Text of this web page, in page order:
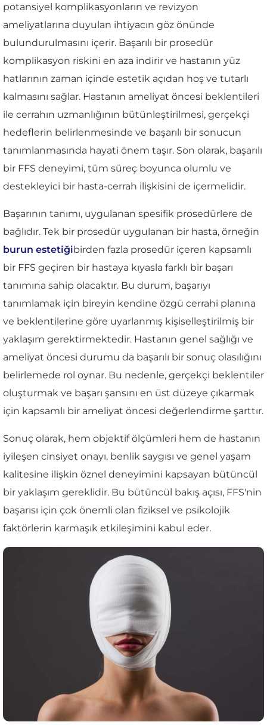
potansiyel komplikasyonların ve revizyon
ameliyatlarına duyulan ihtiyacın göz önünde
bulundurulmasını içerir. Başarılı bir prosedür
komplikasyon riskini en aza indirir ve hastanın yüz
hatlarının zaman içinde estetik açıdan hoş ve tutarlı
kalmasını sağlar. Hastanın ameliyat öncesi beklentileri
ile cerrahın uzmanlığının bütünleştirilmesi, gerçekçi
hedeflerin belirlenmesinde ve başarılı bir sonucun
tanımlanmasında hayati önem taşır. Son olarak, başarılı
bir FFS deneyimi, tüm süreç boyunca olumlu ve
destekleyici bir hasta-cerrah ilişkisini de içermelidir.
Başarının tanımı, uygulanan spesifik prosedürlere de
bağlıdır. Tek bir prosedür uygulanan bir hasta, örneğin
burun estetiğibirden fazla prosedür içeren kapsamlı
bir FFS geçiren bir hastaya kıyasla farklı bir başarı
tanımına sahip olacaktır. Bu durum, başarıyı
tanımlamak için bireyin kendine özgü cerrahi planına
ve beklentilerine göre uyarlanmış kişiselleştirilmiş bir
yaklaşım gerektirmektedir. Hastanın genel sağlığı ve
ameliyat öncesi durumu da başarılı bir sonuç olasılığını
belirlemede rol oynar. Bu nedenle, gerçekçi beklentiler
oluşturmak ve başarı şansını en üst düzeye çıkarmak
için kapsamlı bir ameliyat öncesi değerlendirme şarttır.
Sonuç olarak, hem objektif ölçümleri hem de hastanın
iyileşen cinsiyet onayı, benlik saygısı ve genel yaşam
kalitesine ilişkin öznel deneyimini kapsayan bütüncül
bir yaklaşım gereklidir. Bu bütüncül bakış açısı, FFS'nin
başarısı için çok önemli olan fiziksel ve psikolojik
faktörlerin karmaşık etkileşimini kabul eder.